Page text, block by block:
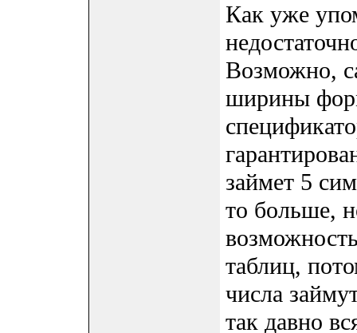
Как уже
Возможно,
ширины
займет 5
то больше,
таблиц,
числа
так давно